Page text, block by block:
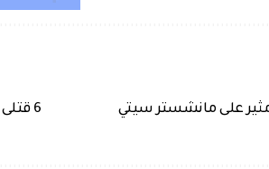
على مانشستر سيتي 6 قتلى في فيضانات وسط اليابان